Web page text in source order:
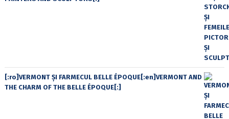
[:ro]VERMONT ȘI FARMECUL BELLE ÉPOQUE[:en]VERMONT AND
THE CHARM OF THE BELLE ÉPOQUE[:]